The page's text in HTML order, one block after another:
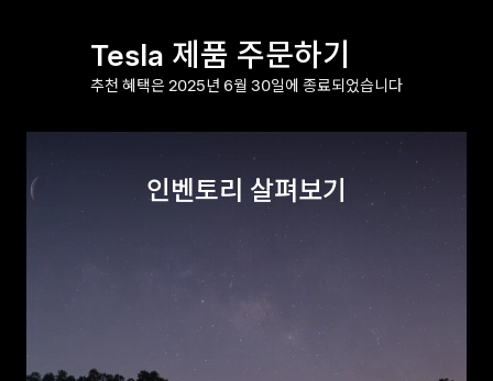
Tesla 제품 주문하기
추천 혜택은 2025년 6월 30일에 종료되었습니다
인벤토리 살펴보기